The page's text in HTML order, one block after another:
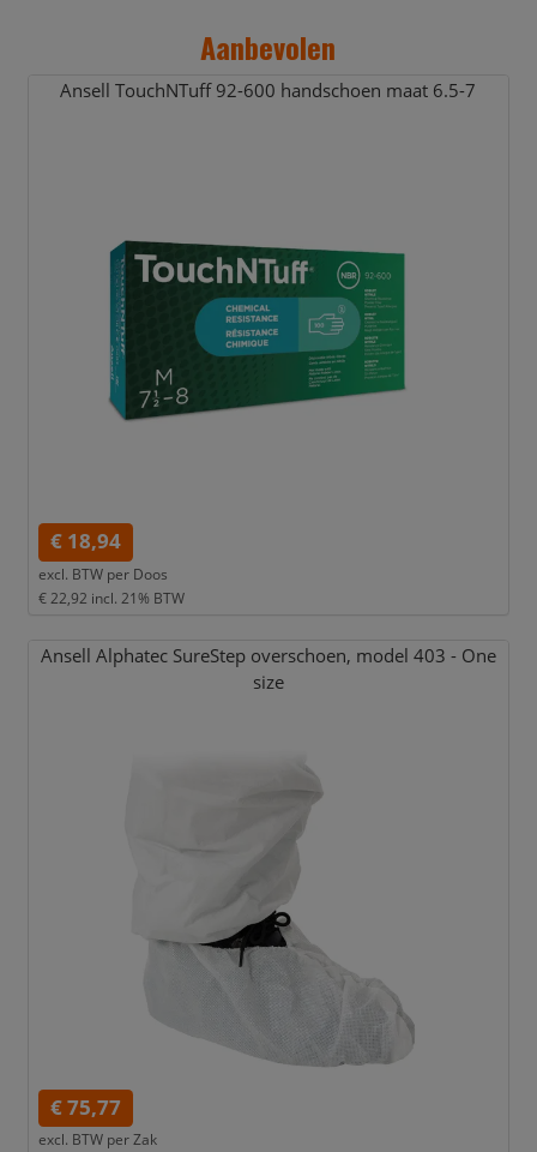
Aanbevolen
Ansell TouchNTuff 92-600 handschoen maat 6.5-7
€ 18,94
excl. BTW per Doos
€ 22,92 incl. 21% BTW
Ansell Alphatec SureStep overschoen, model 403 - One
size
€ 75,77
excl. BTW perZak